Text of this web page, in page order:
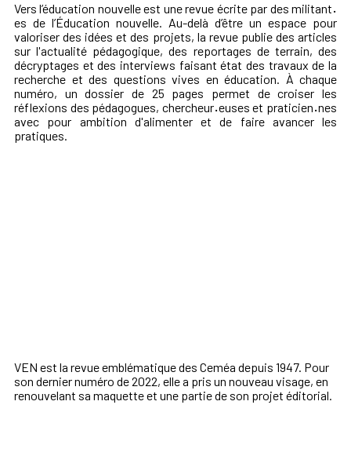
Vers l’éducation nouvelleest une revue écrite par des militant·
es de l’Éducation nouvelle. Au-delà d’être un espace pour
valoriser des idées et des projets, la revue publie des articles
sur l'actualité pédagogique, des reportages de terrain, des
décryptages et des interviews faisant état des travaux de la
recherche et des questions vives en éducation. À chaque
numéro, un dossier de 25 pages permet de croiser les
réflexions des pédagogues, chercheur·euses et praticien·nes
avec pour ambition d'alimenter et de faire avancer les
pratiques.
VEN est la revue emblématique des Ceméa depuis 1947. Pour
son dernier numéro de 2022, elle a pris un nouveau visage, en
renouvelant sa maquette et une partie de son projet éditorial.